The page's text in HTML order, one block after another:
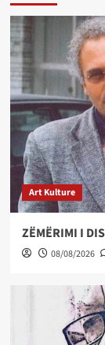
Art Kulture
ZËMËRIMI I
08/08/2026